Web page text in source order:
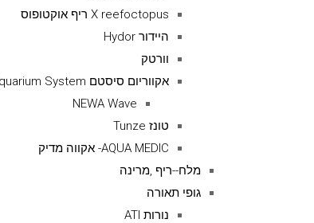
X reefoctopus ריף אוקטופוס
היידור Hydor
וורטק
אקווריום סיסטם Aquarium System
NEWA Wave
טונז Tunze
AQUA MEDIC- אקווה מדיק
מלח--ריף ,מרינה
גופי תאורה
נורות ATI